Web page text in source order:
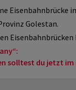
Eisenbahnbrücke
Golestan.
solltest du jetzt